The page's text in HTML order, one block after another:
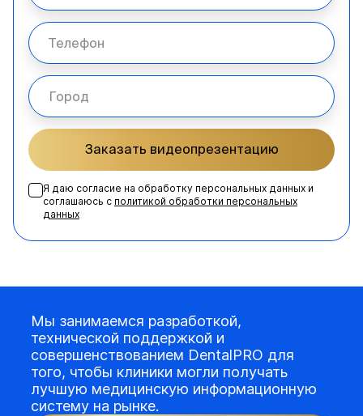
Заказать видеопрезентацию
Я даю согласие на обработку персональных данных и
соглашаюсь с политикой обработки персональных
данных
Мы занимаемся разработкой,
технической поддержкой и
совершенствованием DentalPRO для
того, чтобы клиники могли получать
лучшую медицинскую информационную
систему на рынке.